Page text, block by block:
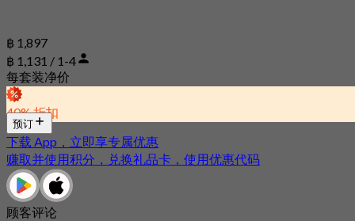
฿ 1,897
฿ 1,131 / 1-4
每套装净价
40% 折扣
预订
下载 App，立即享专属优惠
赚取并使用积分，兑换礼品卡，使用优惠代码
顾客评论